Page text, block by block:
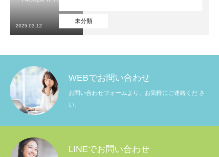
HOME
ひるキャリ３つの特徴
転職までの流れ
利用者の声
未分類
2025.03.12
WEBでお問い合わせ
お問い合わせフォームより、お気軽にご連絡くだ さ
い。
LINEでお問い合わせ